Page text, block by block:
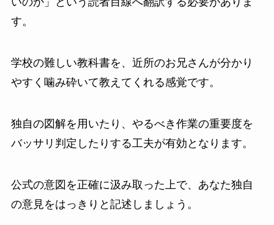
す。
学校の難しい教科書を、近所のお兄さんが分かり
やすく噛み砕いて教えてくれる感覚です。
独自の図解を用いたり、やるべき作業の重要度を
バッサリ判定したりする工夫が有効となります。
公式の意図を正確に汲み取った上で、あなた独自
の意見をはっきりと記述しましょう。